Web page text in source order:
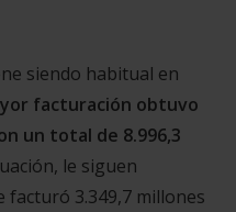
siendo habitual en
facturación obtuvo
un total de 8.996,3
le siguen
facturó 3.349,7 millones